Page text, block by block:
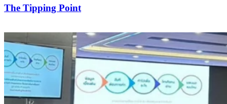
The Tipping Point